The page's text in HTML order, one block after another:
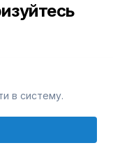
в систему.